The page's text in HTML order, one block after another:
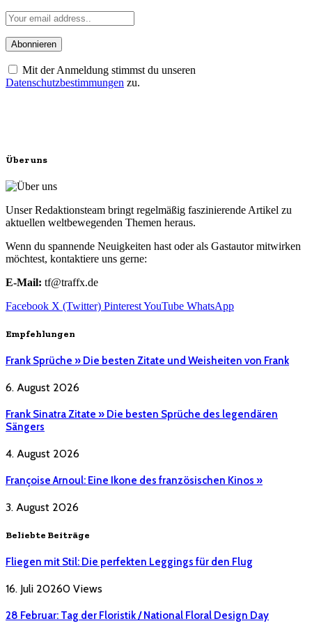
Mit der Anmeldung stimmst du unseren
Datenschutzbestimmungen zu.
Über uns
Unser Redaktionsteam bringt regelmäßig faszinierende Artikel zu
aktuellen weltbewegenden Themen heraus.
Wenn du spannende Neuigkeiten hast oder als Gastautor mitwirken
möchtest, kontaktiere uns gerne:
E-Mail: tf@traffx.de
Facebook X (Twitter) PinterestYouTube WhatsApp
Empfehlungen
Frank Sprüche » Die besten Zitate und Weisheiten von Frank
6. August 2026
Frank Sinatra Zitate » Die besten Sprüche des legendären
Sängers
4. August 2026
Françoise Arnoul: Eine Ikone des französischen Kinos »
3. August 2026
Beliebte Beiträge
Fliegen mit Stil: Die perfekten Leggings für den Flug
16. Juli 20260 Views
28 Februar: Tag der Floristik / National Floral Design Day